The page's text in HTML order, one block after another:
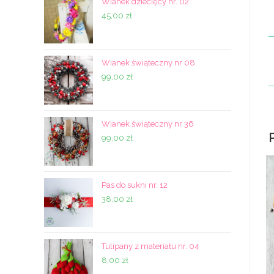
45,00 zł
Wianek świąteczny nr 08
99,00 zł
Wianek świąteczny nr 36
99,00 zł
Pas do sukni nr. 12
38,00 zł
Tulipany z materiału nr. 04
8,00 zł